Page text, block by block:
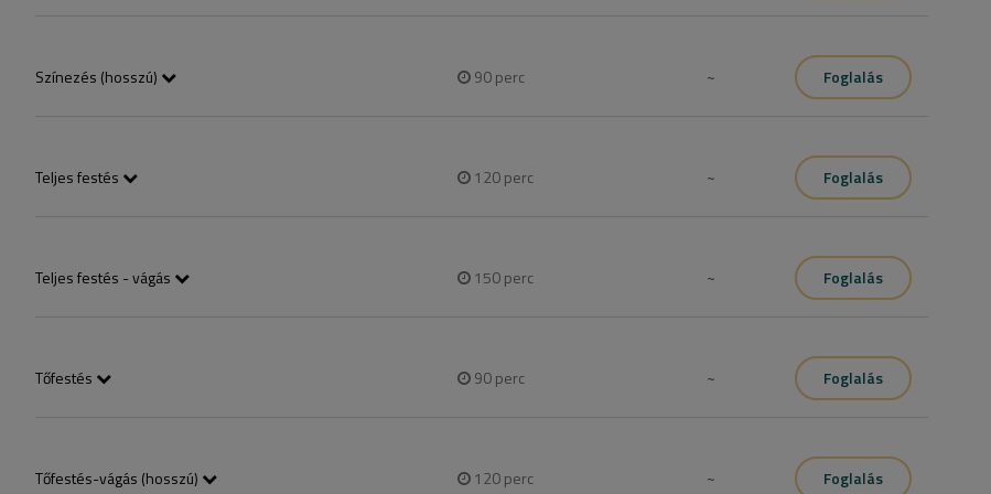
Színezés (hosszú) 90perc ~
Foglalás
Teljes festés 120perc ~
Foglalás
Teljes festés - vágás 150perc ~
Foglalás
Tőfestés 90perc ~
Foglalás
Tőfestés-vágás (hosszú) 120perc ~ Foglalás